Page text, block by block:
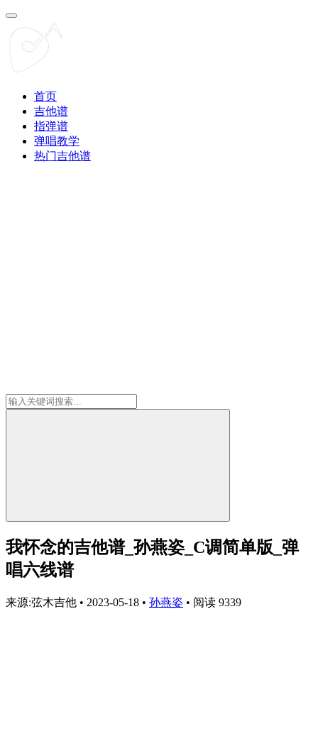
首页
吉他谱
指弹谱
弹唱教学
热门吉他谱
我怀念的吉他谱_孙燕姿_C调简单版_弹
唱六线谱
来源:弦木吉他 • 2023-05-18 • 孙燕姿 • 阅读 9339